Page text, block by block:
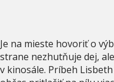
Je na mieste hovoriť o
strane nezhutňuje dej,
v kinosále. Príbeh